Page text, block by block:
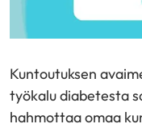
Kuntoutuksen
työkalu diabetesta
hahmottaa omaa